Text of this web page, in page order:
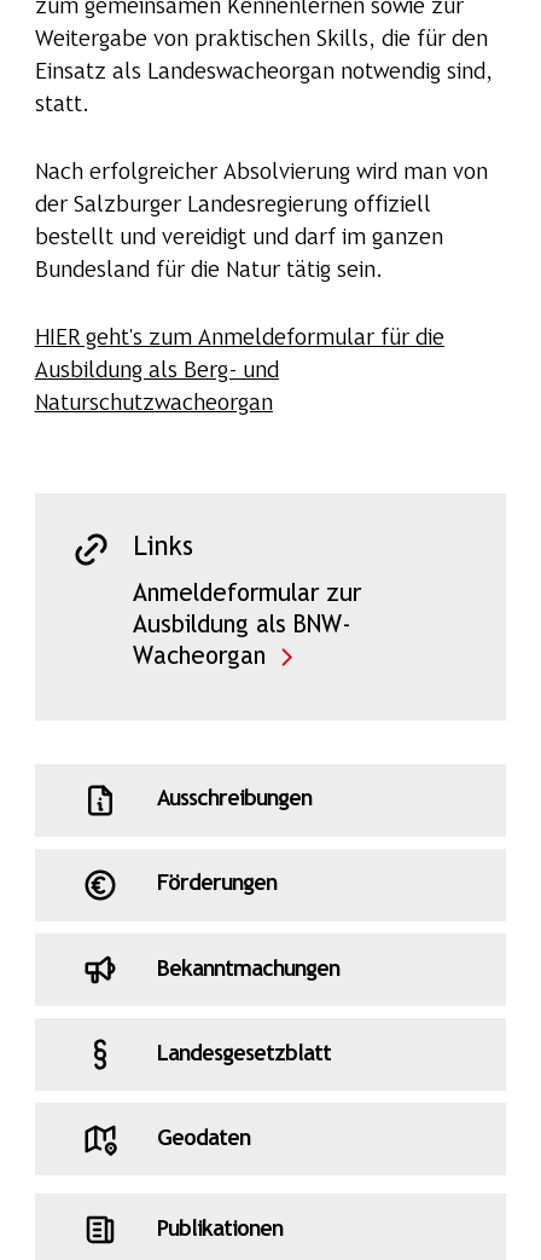
zum gemeinsamen Kennenlernen sowie zur
Weitergabe von praktischen Skills, die für den
Einsatz als Landeswacheorgan notwendig sind,
statt.
Nach erfolgreicher Absolvierung wird man von
der Salzburger Landesregierung offiziell
bestellt und vereidigt und darf im ganzen
Bundesland für die Natur tätig sein.
HIER geht's zum Anmeldeformular für die
Ausbildung als Berg- und
Naturschutzwacheorgan
Links
Anmeldeformular zur
Ausbildung als BNW-
Wacheorgan
Ausschreibungen
Förderungen
Bekanntmachungen
Landesgesetzblatt
Geodaten
Publikationen